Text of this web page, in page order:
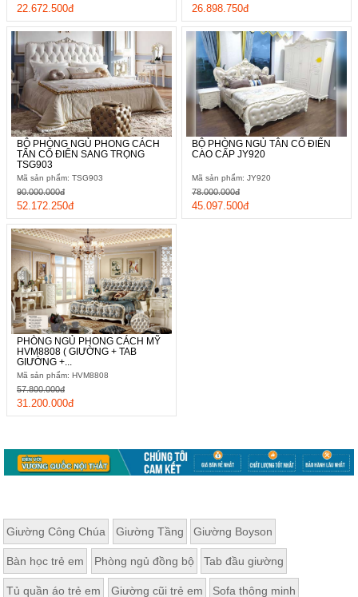
22.672.500đ 26.898.750đ
BỘ PHÒNG NGỦ PHONG CÁCH
TÂN CỔ ĐIỂN SANG TRỌNG
TSG903
Mã sản phẩm: TSG903
52.172.250đ
90.000.000đ
BỘ PHÒNG NGỦ TÂN CỔ ĐIỂN
CAO CẤP JY920
Mã sản phẩm: JY920
45.097.500đ
78.000.000đ
PHÒNG NGỦ PHONG CÁCH MỸ
HVM8808 ( GIƯỜNG + TAB
GIƯỜNG +...
Mã sản phẩm: HVM8808
31.200.000đ
57.800.000đ
Giường Công Chúa Giường Tầng Giường Boyson
Bàn học trẻ em Phòng ngủ đồng bộ Tab đầu giường
Tủ quần áo trẻ em Giường cũi trẻ em Sofa thông minh